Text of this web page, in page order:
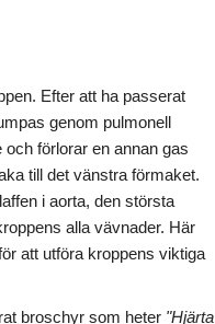
Efter att ha passerat
genom pulmonell
förlorar en annan gas
till det vänstra förmaket.
i aorta, den största
alla vävnader. Här
att utföra kroppens viktiga
broschyr som heter "Hjärta